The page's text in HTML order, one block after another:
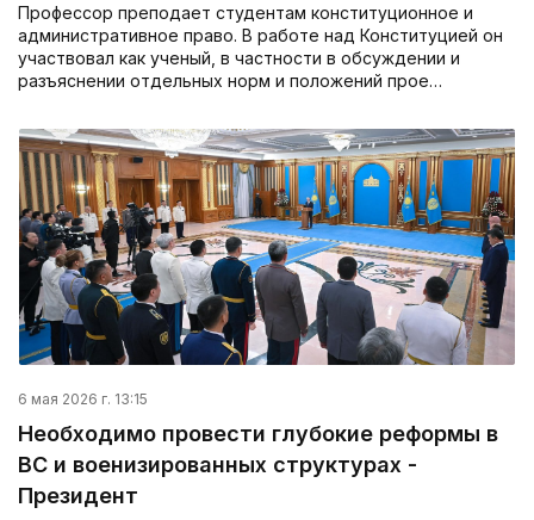
Профессор преподает студентам конституционное и
админист­ративное право. В работе над Конституцией он
участвовал как ученый, в частности в обсуждении и
разъяснении отдельных норм и положений прое…
6 мая 2026 г. 13:15
Необходимо провести глубокие реформы в
ВС и военизированных структурах -
Президент